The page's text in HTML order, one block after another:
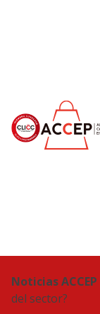
Noticias ACCEP
del sector?